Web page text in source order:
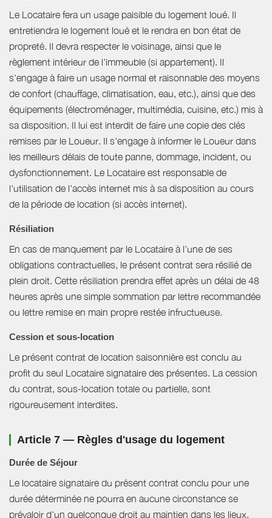
Le Locataire fera un usage paisible du logement loué. Il
entretiendra le logement loué et le rendra en bon état de
propreté. Il devra respecter le voisinage, ainsi que le
règlement intérieur de l'immeuble (si appartement). Il
s'engage à faire un usage normal et raisonnable des moyens
de confort (chauffage, climatisation, eau, etc.), ainsi que des
équipements (électroménager, multimédia, cuisine, etc.) mis à
sa disposition. Il lui est interdit de faire une copie des clés
remises par le Loueur. Il s'engage à informer le Loueur dans
les meilleurs délais de toute panne, dommage, incident, ou
dysfonctionnement. Le Locataire est responsable de
l'utilisation de l'accès internet mis à sa disposition au cours
de la période de location (si accès internet).
Résiliation
En cas de manquement par le Locataire à l’une de ses
obligations contractuelles, le présent contrat sera résilié de
plein droit. Cette résiliation prendra effet après un délai de 48
heures après une simple sommation par lettre recommandée
ou lettre remise en main propre restée infructueuse.
Cession et sous-location
Le présent contrat de location saisonnière est conclu au
profit du seul Locataire signataire des présentes. La cession
du contrat, sous-location totale ou partielle, sont
rigoureusement interdites.
Article 7 — Règles d'usage du logement
Durée de Séjour
Le locataire signataire du présent contrat conclu pour une
durée déterminée ne pourra en aucune circonstance se
prévaloir d'un quelconque droit au maintien dans les lieux.